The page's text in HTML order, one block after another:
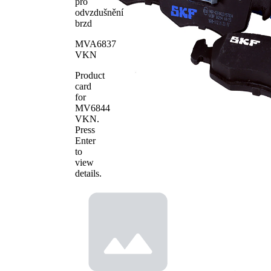
Délka 2
151,4
WVA číslo
Počet
odvzdušnění
brzd
MVA6837
VKN
Product
card
for
MV6844
VKN.
Press
Enter
to
view
details.